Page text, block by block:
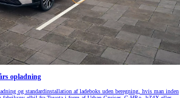
opladning
og standardinstallation af ladeboks uden beregning, hvis man inden